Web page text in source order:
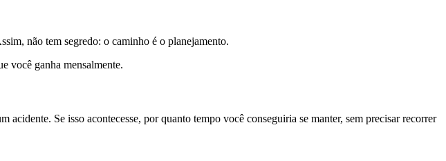
não tem segredo: o caminho é o planejamento.
você ganha mensalmente.
acidente. Se isso acontecesse, por quanto tempo você conseguiria se manter, sem precisar recorrer